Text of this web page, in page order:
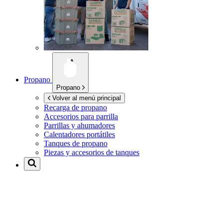
Propano
Propano
Volver al menú principal
Recarga de propano
Accesorios para parrilla
Parrillas y ahumadores
Calentadores portátiles
Tanques de propano
Piezas y accesorios de tanques